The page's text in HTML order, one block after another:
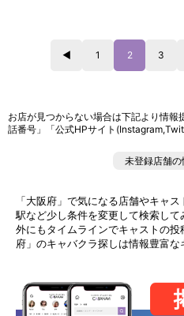
◀ 1 2 3
お店が見つからない場合は下記より情
話番号」「公式HPサイト
未登録店舗
「大阪府」で気になる店舗やキャ
駅など少し条件を変更して検索し
外にもタイムラインでキャストの
府」のキャバクラ探しは情報豊富な